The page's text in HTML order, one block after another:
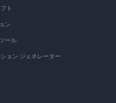
ト
ン
ール
ョン ジェネレーター